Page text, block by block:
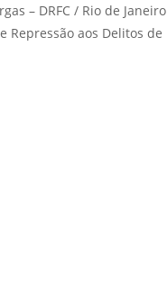
– DRFC / Rio de Janeiro
Repressão aos Delitos de